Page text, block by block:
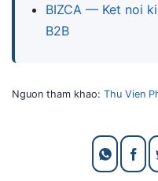
BIZCA — Ket noi
B2B
Nguon tham khao: Thu Vien